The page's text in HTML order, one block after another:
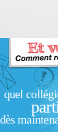
quel
dès